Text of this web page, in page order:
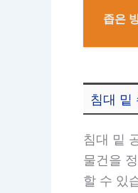
좁은
침대 밑
침대 밑
물건을
할 수 있